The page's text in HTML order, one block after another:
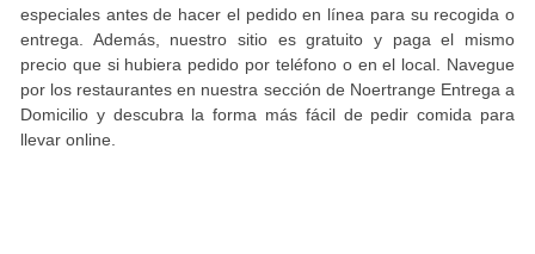
especiales antes de hacer el pedido en línea para su recogida o
entrega. Además, nuestro sitio es gratuito y paga el mismo
precio que si hubiera pedido por teléfono o en el local. Navegue
por los restaurantes en nuestra sección de Noertrange Entrega a
Domicilio y descubra la forma más fácil de pedir comida para
llevar online.